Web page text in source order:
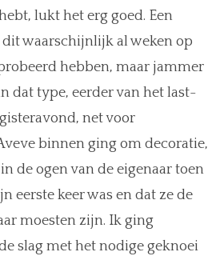
lukt het erg goed. Een
waarschijnlijk al weken op
hebben, maar jammer
dat type, eerder van het last-
net voor
binnen ging om decoratie,
de ogen van de eigenaar toen
eerste keer was en dat ze de
moesten zijn. Ik ging
slag met het nodige geknoei